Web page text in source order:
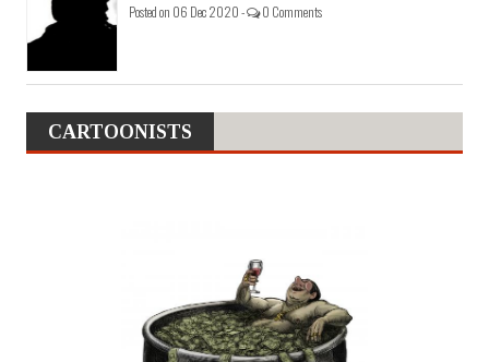
Posted on 06 Dec 2020 - 0 Comments
CARTOONISTS